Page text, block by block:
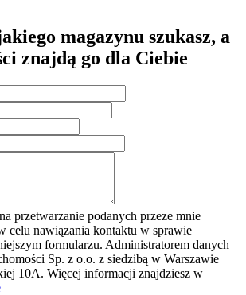
magazynu szukasz, a
znajdą go dla Ciebie
przetwarzanie podanych przeze mnie
celu nawiązania kontaktu w sprawie
formularzu. Administratorem danych
Sp. z o.o. z siedzibą w Warszawie
10A. Więcej informacji znajdziesz w